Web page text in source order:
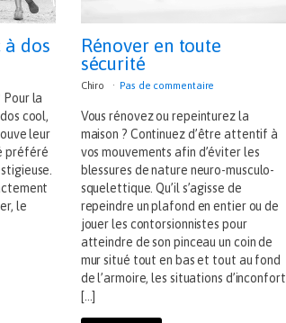
à dos
Pour la
cool,
leur
préféré
le
Rénover en toute
sécurité
Chiro Pas de commentaire
Vous rénovez ou repeinturez la
maison ? Continuez d’être attentif à
vos mouvements afin d’éviter les
blessures de nature neuro-musculo-
squelettique. Qu’il s’agisse de
repeindre un plafond en entier ou de
jouer les contorsionnistes pour
atteindre de son pinceau un coin de
mur situé tout en bas et tout au fond
de l’armoire, les situations d’inconfort
[…]